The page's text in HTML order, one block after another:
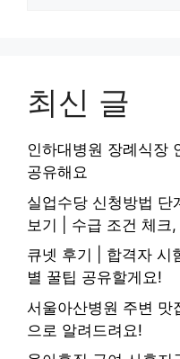
최신 글
인하대병원 장례식장
공유해요
실업수당 신청방법 단
보기 | 수급 조건 체크
큐넷 후기 | 합격자 시
별 꿀팁 공유할게요!
서울아산병원 주변
으로 알려드려요!